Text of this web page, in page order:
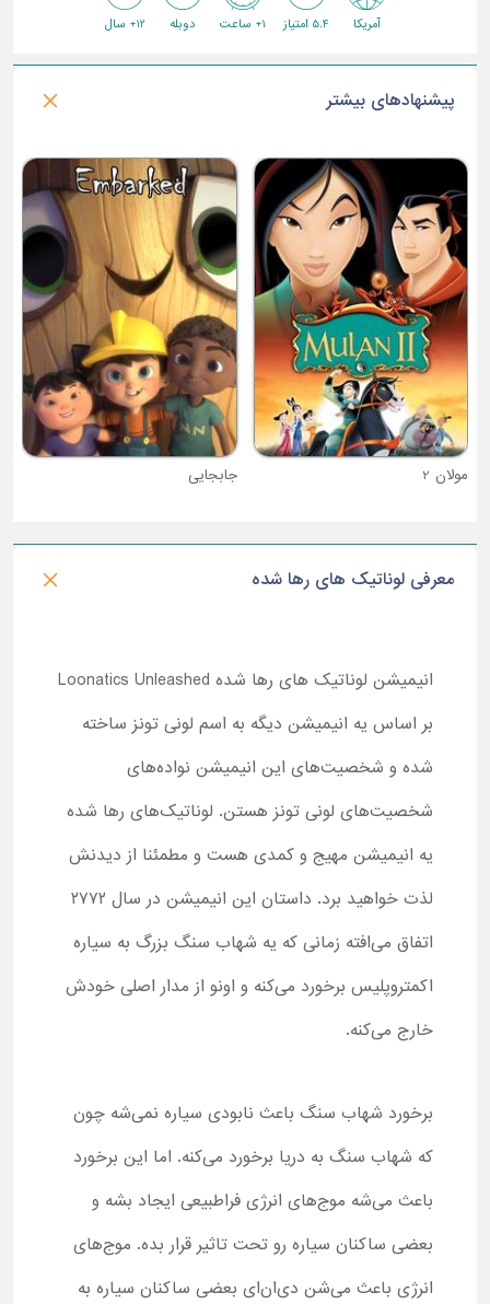
آمریکا 5.4 امتیاز 1+ ساعت دوبله 12+ سال
پیشنهادهای بیشتر
جابجایی
اولترامن : خیزش
معرفی لوناتیک های رها شده
انیمیشن لوناتیک‌ های رها شده Loonatics Unleashed
بر اساس یه انیمیشن دیگه به اسم لونی تونز ساخته
شده و شخصیت‌های این انیمیشن نواده‌های
شخصیت‌های لونی تونز هستن. لوناتیک‌های رها شده
یه انیمیشن مهیج و کمدی هست و مطمئنا از دیدنش
لذت خواهید برد. داستان این انیمیشن در سال ۲۷۷۲
اتفاق می‌افته زمانی که یه شهاب سنگ بزرگ به سیاره
اکمتروپلیس برخورد می‌کنه و اونو از مدار اصلی خودش
خارج می‌کنه.
برخورد شهاب سنگ باعث نابودی سیاره نمی‌شه چون
که شهاب سنگ به دریا برخورد می‌کنه. اما این برخورد
باعث می‌شه موج‌های انرژی فراطبیعی ایجاد بشه و
بعضی ساکنان سیاره رو تحت تاثیر قرار بده. موج‌های
انرژی باعث می‌شن دی‌ان‌ای بعضی ساکنان سیاره به